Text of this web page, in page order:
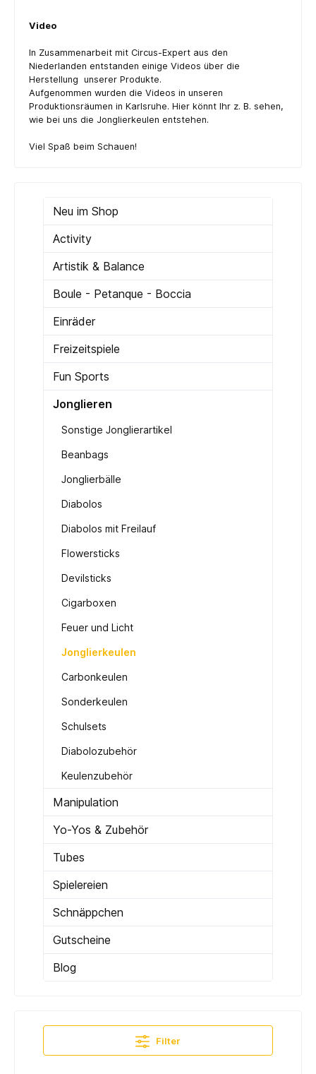
Video
In Zusammenarbeit mit Circus-Expert aus den
Niederlanden entstanden einige Videos über die
Herstellung unserer Produkte.
Aufgenommen wurden die Videos in unseren
Produktionsräumen in Karlsruhe. Hier könnt Ihr z. B. sehen,
wie bei uns die Jonglierkeulen entstehen.
Viel Spaß beim Schauen!
Neu im Shop
Activity
Artistik & Balance
Boule - Petanque - Boccia
Einräder
Freizeitspiele
Fun Sports
Jonglieren
Sonstige Jonglierartikel
Beanbags
Jonglierbälle
Diabolos
Diabolos mit Freilauf
Flowersticks
Devilsticks
Cigarboxen
Feuer und Licht
Jonglierkeulen
Carbonkeulen
Sonderkeulen
Schulsets
Diabolozubehör
Keulenzubehör
Manipulation
Yo-Yos & Zubehör
Tubes
Spielereien
Schnäppchen
Gutscheine
Blog
Filter